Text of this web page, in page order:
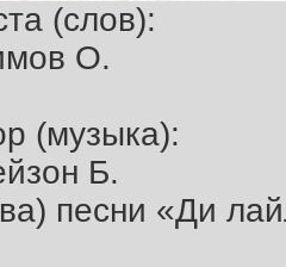
(слов):
О.
(музыка):
Б.
песни «Ди